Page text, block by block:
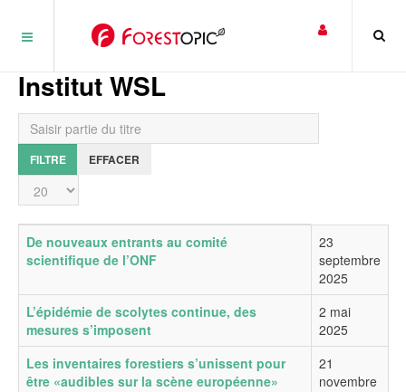
Institut WSL
Saisir partie du titre
FILTRE EFFACER
Affichage #
Titre Date de publication
De nouveaux entrants au comité
scientifique de l’ONF
23
septembre
2025
L’épidémie de scolytes continue, des
mesures s’imposent
2 mai
2025
Les inventaires forestiers s’unissent pour
être «audibles sur la scène européenne»
21
novembre